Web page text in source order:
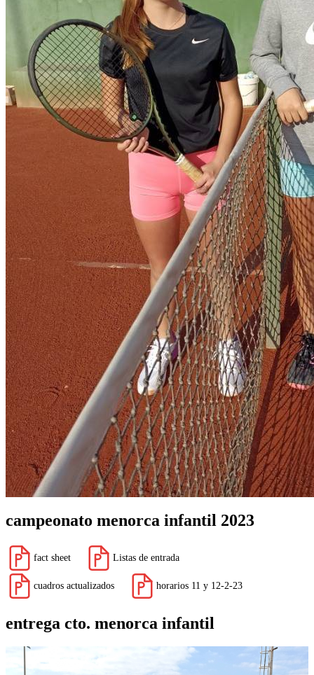
campeonato menorca infantil 2023
fact sheet Listas de entrada
cuadros actualizados horarios 11 y 12-2-23
entrega cto. menorca infantil